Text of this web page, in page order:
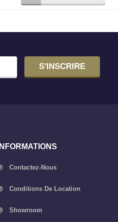
S'INSCRIRE
INFORMATIONS
Contactez-Nous
Conditions De Location
Showroom